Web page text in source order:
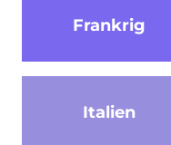
Frankrig
Italien